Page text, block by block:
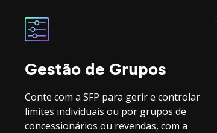
Gestão de Grupos
Conte com a SFP para gerir e controlar
limites individuais ou por grupos de
concessionários ou revendas, com a